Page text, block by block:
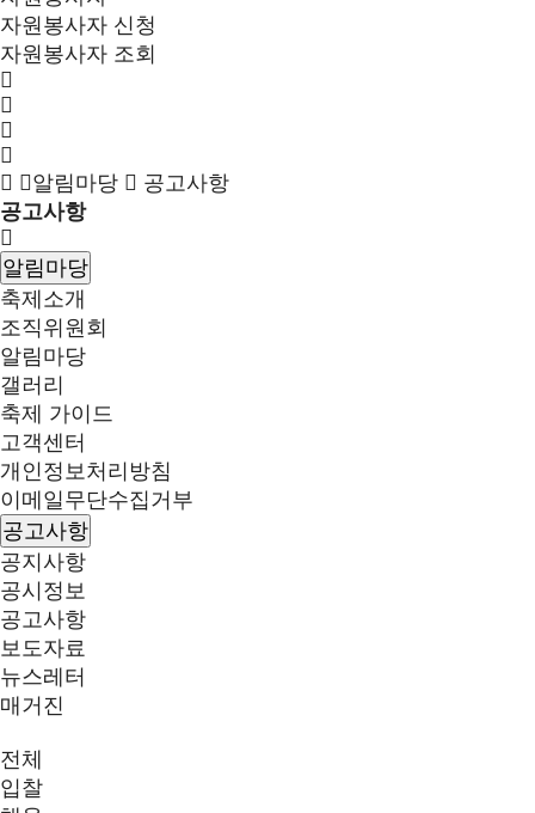
자원봉사자 신청
자원봉사자 조회
알림마당
공고사항
공고사항
알림마당
축제소개
조직위원회
알림마당
갤러리
축제 가이드
고객센터
개인정보처리방침
이메일무단수집거부
공고사항
공지사항
공시정보
공고사항
보도자료
뉴스레터
매거진
전체
입찰